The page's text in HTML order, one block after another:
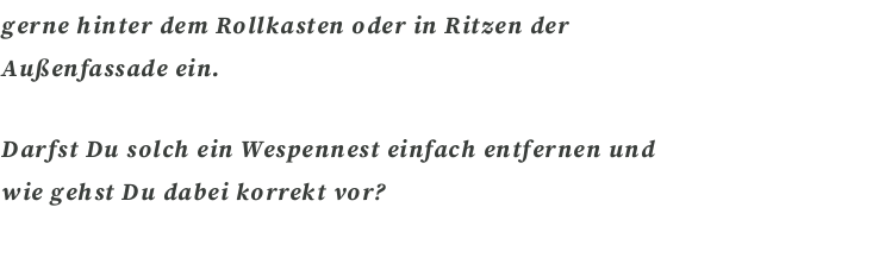
gernehinter dem Rollkasten oder in Ritzen der
Außenfassade ein.
Darfst Du solch ein Wespennest einfach entfernen und
wie gehst Du dabei korrekt vor?